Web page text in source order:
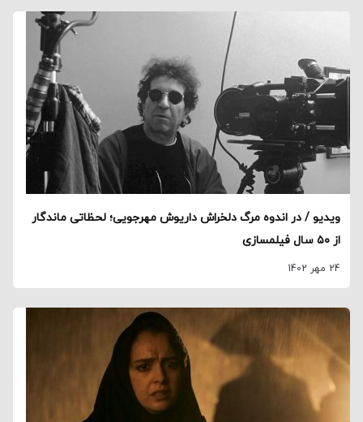
ویدیو / در اندوه مرگ دلخراش داریوش مهرجویی؛ لحظاتی ماندگار
از ۵۰ سال فیلمسازی
24 مهر 1402